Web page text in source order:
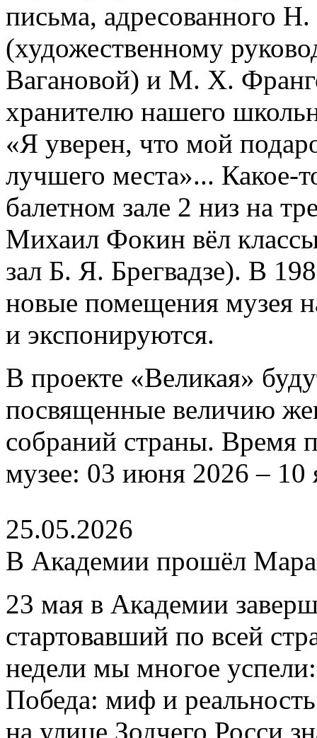
письма, адресованного
(художественному
Вагановой) и М. Х.
хранителю нашего
«Я уверен, что мой
лучшего места»... Какое-
балетном зале 2 низ на
Михаил Фокин вёл
зал Б. Я. Брегвадзе). В
новые помещения музея
и экспонируются.
В проекте «Великая»
посвященные величию
собраний страны. Время
музее: 03 июня 2026 – 10
25.05.2026
В Академии прошёл
23 мая в Академии
стартовавший по всей
недели мы многое
Победа: миф и
на улице Зодчего Росси